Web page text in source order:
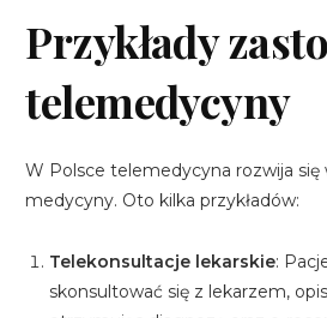
Przykłady
telemedycyny
W Polsce telemedycyna rozwija się
medycyny. Oto kilka przykładów:
Telekonsultacje lekarskie:
skonsultować się z lekarzem,